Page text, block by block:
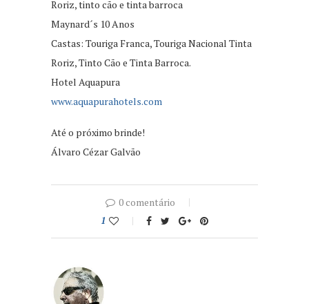
Roriz, tinto cão e tinta barroca
Maynard´s 10 Anos
Castas: Touriga Franca, Touriga Nacional Tinta
Roriz, Tinto Cão e Tinta Barroca.
Hotel Aquapura
www.aquapurahotels.com
Até o próximo brinde!
Álvaro Cézar Galvão
0 comentário
1